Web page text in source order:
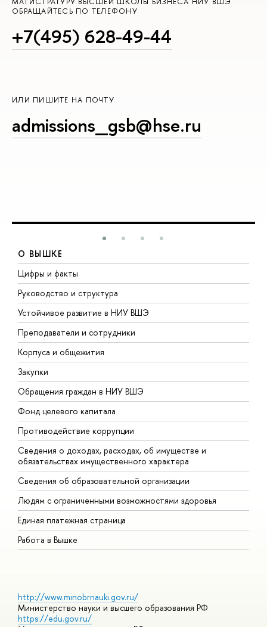
ОБРАЩАЙТЕСЬ ПО ТЕЛЕФОНУ
+7(495) 628-49-44
ИЛИ ПИШИТЕ НА ПОЧТУ
admissions_gsb@hse.ru
О ВЫШКЕ
Цифры и факты
Руководство и структура
Устойчивое развитие в НИУ ВШЭ
Преподаватели и сотрудники
Корпуса и общежития
Закупки
Обращения граждан в НИУ ВШЭ
Фонд целевого капитала
Противодействие коррупции
Сведения о доходах, расходах, об имуществе и
обязательствах имущественного характера
Сведения об образовательной организации
Людям с ограниченными возможностями здоровья
Единая платежная страница
Работа в Вышке
http://www.minobrnauki.gov.ru/
Министерство науки и высшего образования РФ
https://edu.gov.ru/